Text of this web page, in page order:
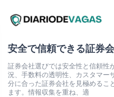
安全で信頼できる証券
証券会社選びでは安全性と信頼性
況、手数料の透明性、カスタマー
分に合った証券会社を見極めるこ
ます。情報収集を重ね、適